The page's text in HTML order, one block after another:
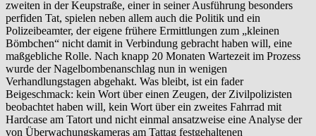
zweiten in der Keupstraße, einer in seiner Ausführung besonders
perfiden Tat, spielen neben allem auch die Politik und ein
Polizeibeamter, der eigene frühere Ermittlungen zum „kleinen
Bömbchen“ nicht damit in Verbindung gebracht haben will, eine
maßgebliche Rolle. Nach knapp 20 Monaten Wartezeit im Prozess
wurde der Nagelbombenanschlag nun in wenigen
Verhandlungstagen abgehakt. Was bleibt, ist ein fader
Beigeschmack: kein Wort über einen Zeugen, der Zivilpolizisten
beobachtet haben will, kein Wort über ein zweites Fahrrad mit
Hardcase am Tatort und nicht einmal ansatzweise eine Analyse der
von Überwachungskameras am Tattag festgehaltenen